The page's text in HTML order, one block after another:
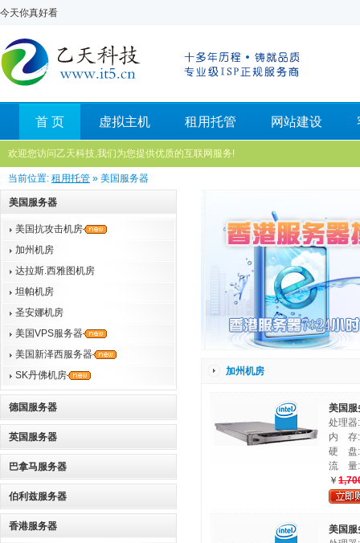
今天你真好看
首 页 虚拟主机 租用托管 网站建设
欢迎您访问乙天科技,我们为您提供优质的互联网服务!
当前位置: 租用托管 » 美国服务器
美国服务器
美国抗攻击机房
加州机房
达拉斯.西雅图机房
坦帕机房
圣安娜机房
美国VPS服务器
美国新泽西服务器
SK丹佛机房
德国服务器
英国服务器
巴拿马服务器
伯利兹服务器
香港服务器
加州机房
美国
处理器
内 存
硬 盘
流 量
￥
美国